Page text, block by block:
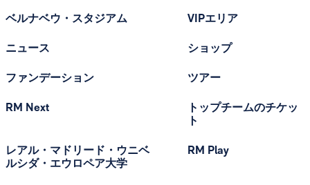
ベルナベウ・スタジアム
ニュース
ファンデーション
RM Next
レアル・マドリード・ウニベ
ルシダ・エウロペア大学
VIPエリア
ショップ
ツアー
トップチームのチケッ
ト
RM Play